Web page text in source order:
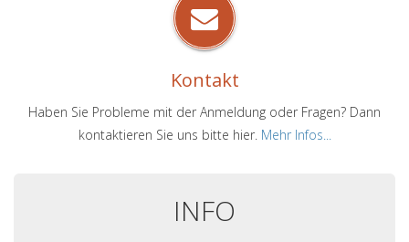
Kontakt
Haben Sie Probleme mit der Anmeldung oder Fragen? Dann
kontaktieren Sie uns bitte hier. Mehr Infos...
INFO